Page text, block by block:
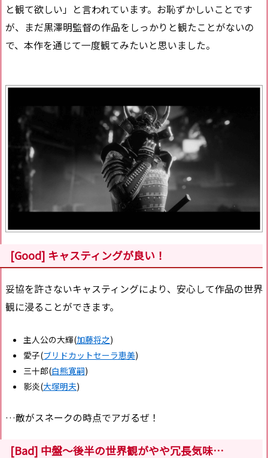
と観て欲しい」と言われています。お恥ずかしいことです
が、まだ黒澤明監督の作品をしっかりと観たことがないの
で、本作を通じて一度観てみたいと思いました。
[Good] キャスティングが良い！
妥協を許さないキャスティングにより、安心して作品の世界
観に浸ることができます。
主人公の大輝(加藤将之)
愛子(ブリドカットセーラ恵美)
三十郎(白熊寛嗣)
影炎(大塚明夫)
…敵がスネークの時点でアガるぜ！
[Bad] 中盤～後半の世界観がやや冗長気味…